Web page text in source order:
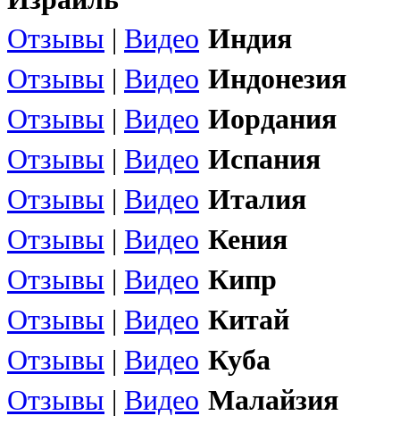
Отзывы | Видео Индия
Отзывы | Видео Индонезия
Отзывы | Видео Иордания
Отзывы | Видео Испания
Отзывы | Видео Италия
Отзывы | Видео Кения
Отзывы | Видео Кипр
Отзывы | Видео Китай
Отзывы | Видео Куба
Отзывы | Видео Малайзия